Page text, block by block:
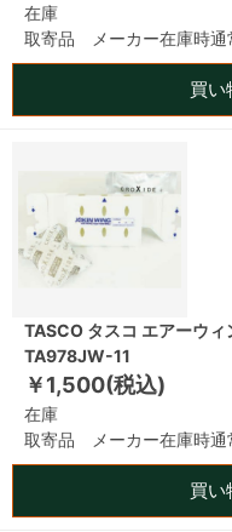
在庫
取寄品 メーカー在庫時通
買い
TASCO タスコ エアーウ
TA978JW-11
￥1,500(税込)
在庫
取寄品 メーカー在庫時通
買い